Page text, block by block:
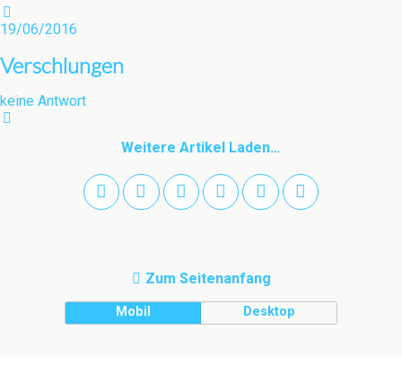
19/06/2016
Verschlungen
keine Antwort
Weitere Artikel Laden…
Zum Seitenanfang
Mobil Desktop